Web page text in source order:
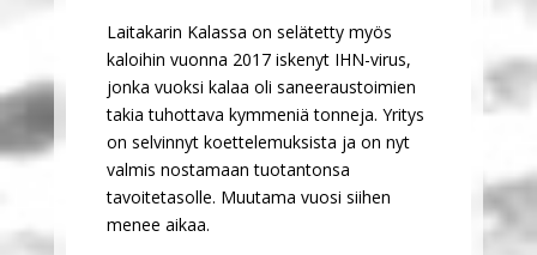
Laitakarin Kalassa on selätetty myös
kaloihin vuonna 2017 iskenyt IHN-virus,
jonka vuoksi kalaa oli saneeraustoimien
takia tuhottava kymmeniä tonneja. Yritys
on selvinnyt koettelemuksista ja on nyt
valmis nostamaan tuotantonsa
tavoitetasolle. Muutama vuosi siihen
menee aikaa.